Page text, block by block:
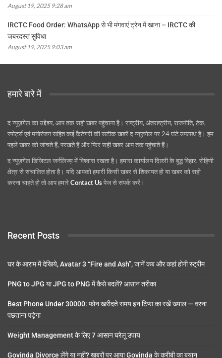
August 19, 2025 9:28 am
IRCTC Food Order: WhatsApp से भी मंगवाएं ट्रेन में खाना – IRCTC की
जबरदस्त सुविधा
August 19, 2025 9:03 am
हमारे बारे में
द न्यूज़गेल का उद्देश्य, आप तक सही खबर पहुंचाना है। राष्ट्रीय, अंतराष्ट्रीय, राजनीति, टेक,
स्पोर्ट्स एवं मनोरंजन सहित कई कैटेगरी की सटीक खबरें द न्यूज़गेल पर 24 घंटे उपलब्ध है। हम
पहले खबर को जांचते हैं, परखते हैं और फिर सही खबर आप तक पहुंचाते हैं।
द न्यूज़गेल डिजिटल जर्नलिज्म़ में विश्वास रखता है। हमारा कार्यालय दिल्ली के बुद्ध विहार, रोहिणी
क्षेत्र से संचालित होता है। यदि आपको हमारी किसी खबर से शिकायत हो या खबर को सही
करना चाहते हो तो आप हमारेContact Usपेज से संपर्क करें।
Recent Posts
घर के आराम में देखिये, Avatar 3 “Fire and Ash”, जानें कब और कहां होगी स्ट्रीम
PNG to JPG या JPG to PNG में कैसे बदलें? आसान तरीका
Best Phone Under 30000: फोन खरीदते समय इन टिप्स का रखें ख्याल — वरना
पछताना पड़ेगा
Weight Management के लिए 7 आसान घरेलू उपाय
Govinda Divorce लेंगे या नहीं? खबरों पर आया Govinda के करीबी का बयान